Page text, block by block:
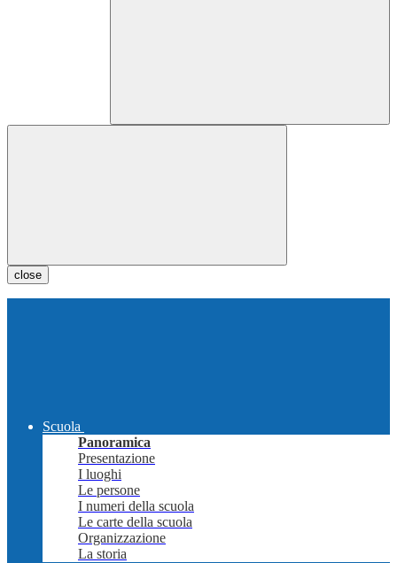
close
Scuola
Panoramica
Presentazione
I luoghi
Le persone
I numeri della scuola
Le carte della scuola
Organizzazione
La storia